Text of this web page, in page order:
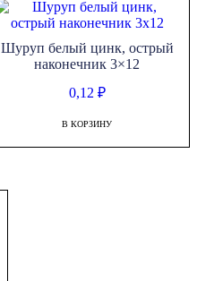
Шуруп белый цинк, острый
наконечник 3×12
0,12 ₽
В КОРЗИНУ